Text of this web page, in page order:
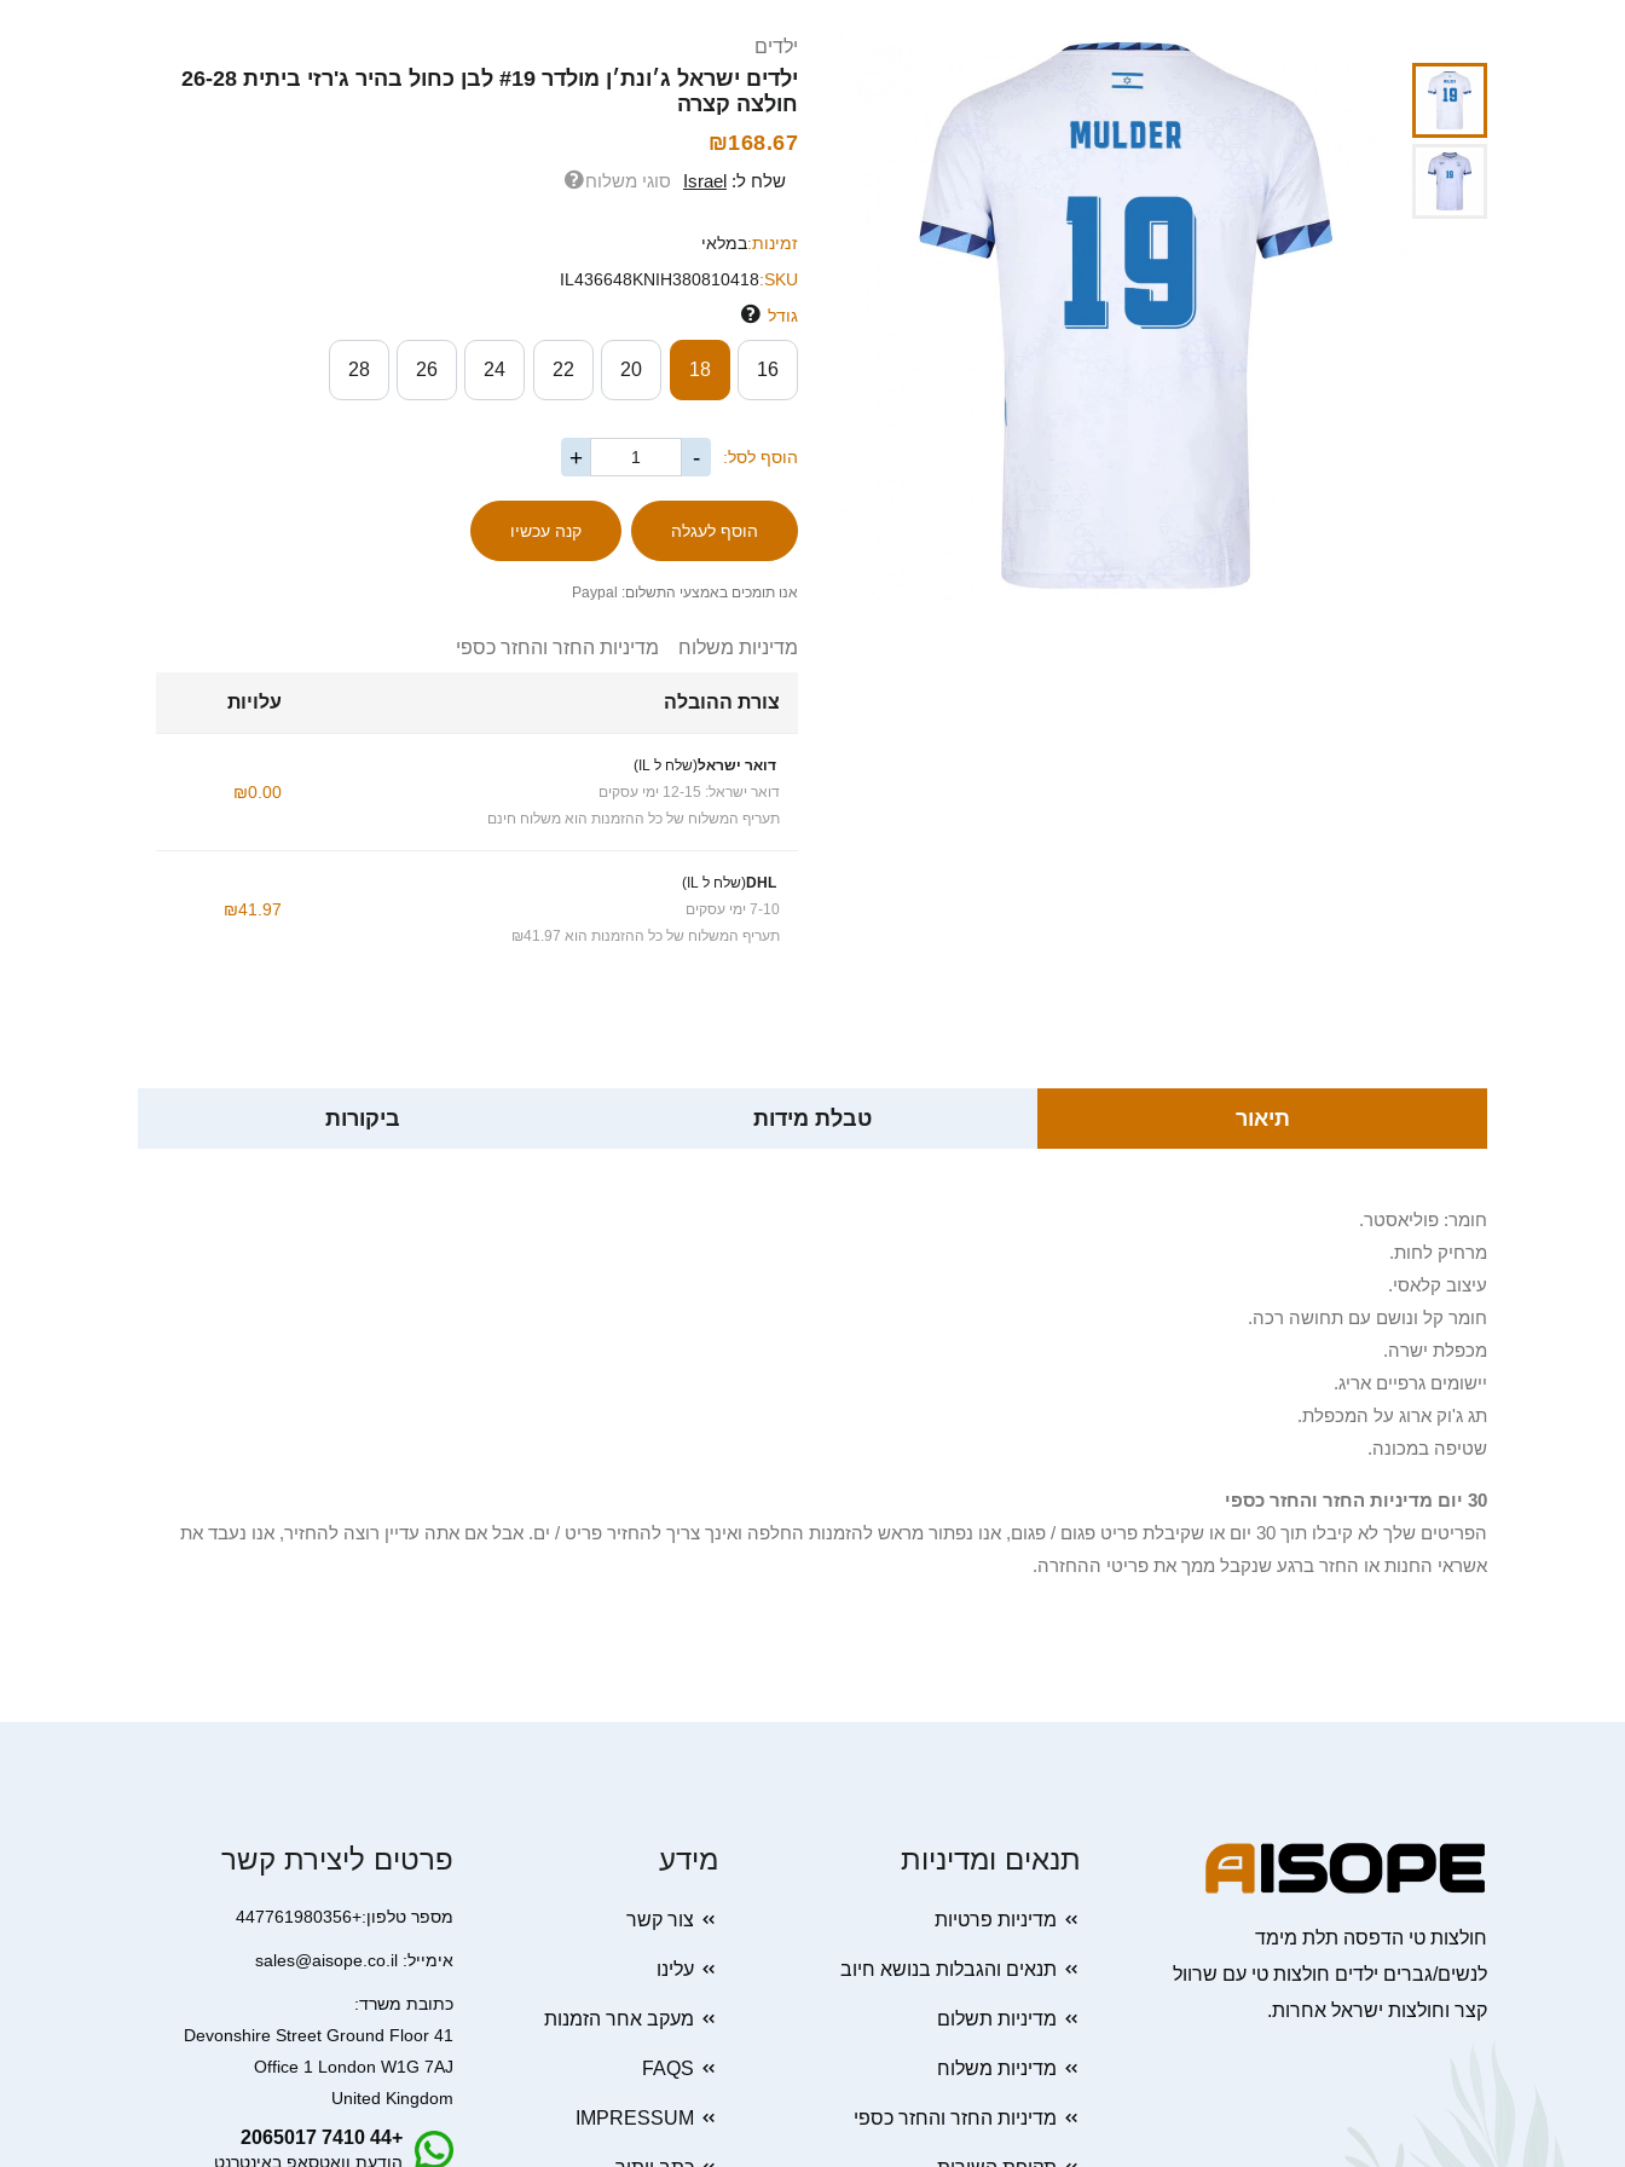
ילדים
ילדים ישראל ג׳ונת׳ן מולדר #19 לבן כחול בהיר ג'רזי ביתית 26-28
חולצה קצרה
₪168.67
שלח ל: Israel סוגי משלוח
זמינות:במלאי
SKU:
IL436648KNIH380810418
גודל
16
18
20
22
24
26
28
הוסף לסל: -
+
אנו תומכים באמצעי התשלום: Paypal
מדיניות משלוח מדיניות החזר והחזר כספי
צורת ההובלה עלויות
דואר ישראל(שלח ל IL)
דואר ישראל: 12-15 ימי עסקים
תעריף המשלוח של כל ההזמנות הוא משלוח חינם
₪0.00
DHL(שלח ל IL)
7-10 ימי עסקים
תעריף המשלוח של כל ההזמנות הוא ₪41.97
₪41.97
תיאור טבלת מידות ביקורות
חומר: פוליאסטר.
מרחיק לחות.
עיצוב קלאסי.
חומר קל ונושם עם תחושה רכה.
מכפלת ישרה.
יישומים גרפיים אריג.
תג ג'וק ארוג על המכפלת.
שטיפה במכונה.
30 יום מדיניות החזר והחזר כספי
הפריטים שלך לא קיבלו תוך 30 יום או שקיבלת פריט פגום / פגום, אנו נפתור מראש להזמנות החלפה ואינך צריך להחזיר פריט / ים. אבל אם אתה עדיין רוצה להחזיר, אנו נעבד את
אשראי החנות או החזר ברגע שנקבל ממך את פריטי ההחזרה.
חולצות טי הדפסה תלת מימד
לנשים/גברים ילדים חולצות טי עם שרוול
קצר וחולצות ישראל אחרות.
תנאים ומדיניות
מדיניות פרטיות
תנאים והגבלות בנושא חיוב
מדיניות תשלום
מדיניות משלוח
מדיניות החזר והחזר כספי
מידע
צור קשר
עלינו
מעקב אחר הזמנות
FAQS
IMPRESSUM
פרטים ליצירת קשר
מספר טלפון:+447761980356
אימייל: sales@aisope.co.il
כתובת משרד:
41 Devonshire Street Ground Floor
Office 1 London W1G 7AJ
United Kingdom
+44 7410 2065017
הודעת וואטסאפ באינטרנט